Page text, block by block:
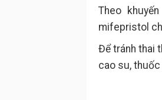
Theo
mifepristol
Để tránh thai
cao su, thuốc